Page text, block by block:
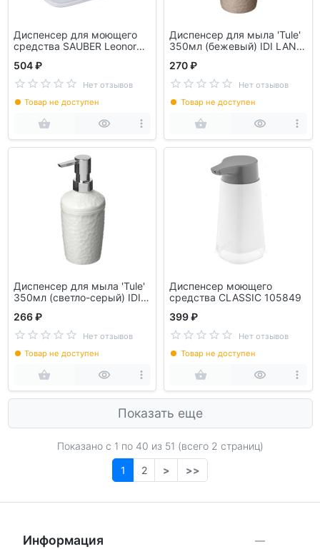
Диспенсер для моющего
средства SAUBER Leonord
504 ₽
Нет отзывов
Товар не доступен
Диспенсер для мыла 'Tule'
350мл (бежевый) IDI LAND
270 ₽
Нет отзывов
Товар не доступен
Диспенсер для мыла 'Tule'
350мл (светло-серый) IDI
266 ₽
Нет отзывов
Товар не доступен
Диспенсер моющего
средства CLASSIC 105849
399 ₽
Нет отзывов
Товар не доступен
Показать еще
Показано с 1 по 40 из 51 (всего 2 страниц)
1
2 > >>
Информация